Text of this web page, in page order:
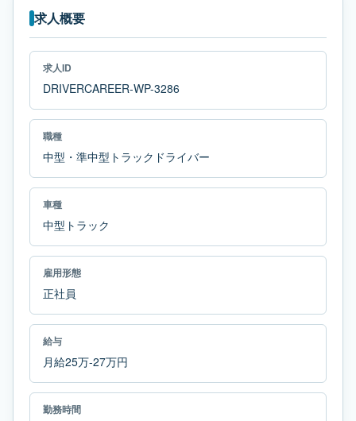
求人概要
求人ID
DRIVERCAREER-WP-3286
職種
中型・準中型トラックドライバー
車種
中型トラック
雇用形態
正社員
給与
月給25万-27万円
勤務時間